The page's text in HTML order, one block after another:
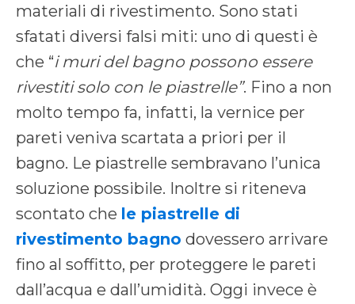
materiali di rivestimento. Sono stati
sfatati diversi falsi miti: uno di questi è
che “i muri del bagno possono essere
rivestiti solo con le piastrelle”. Fino a non
molto tempo fa, infatti, la vernice per
pareti veniva scartata a priori per il
bagno. Le piastrelle sembravano l’unica
soluzione possibile. Inoltre si riteneva
scontato che le piastrelle di
rivestimento bagno dovessero arrivare
fino al soffitto, per proteggere le pareti
dall’acqua e dall’umidità. Oggi invece è